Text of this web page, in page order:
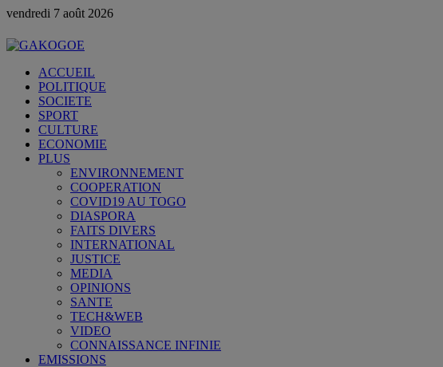
vendredi 7 août 2026
ACCUEIL
POLITIQUE
SOCIETE
SPORT
CULTURE
ECONOMIE
PLUS
ENVIRONNEMENT
COOPERATION
COVID19 AU TOGO
DIASPORA
FAITS DIVERS
INTERNATIONAL
JUSTICE
MEDIA
OPINIONS
SANTE
TECH&WEB
VIDEO
CONNAISSANCE INFINIE
EMISSIONS